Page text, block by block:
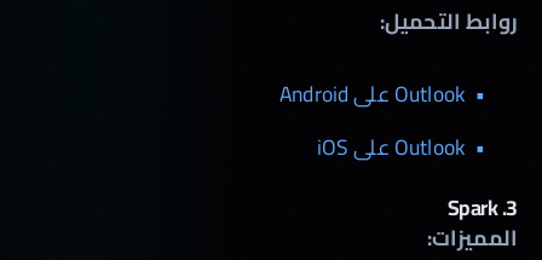
روابط التحميل:
Outlook على Android
Outlook على iOS
3.
Spark
المميزات: